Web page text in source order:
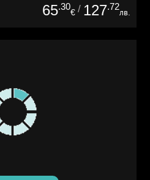
65.30
€ / 127.72
лв.